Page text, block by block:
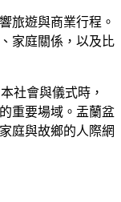
旅遊與商業行程。
家庭關係，以及比
社會與儀式時，
重要場域。盂蘭盆
庭與故鄉的人際網